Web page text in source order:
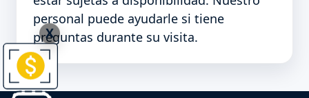
personal puede ayudarle si tiene
preguntas durante su visita.
X